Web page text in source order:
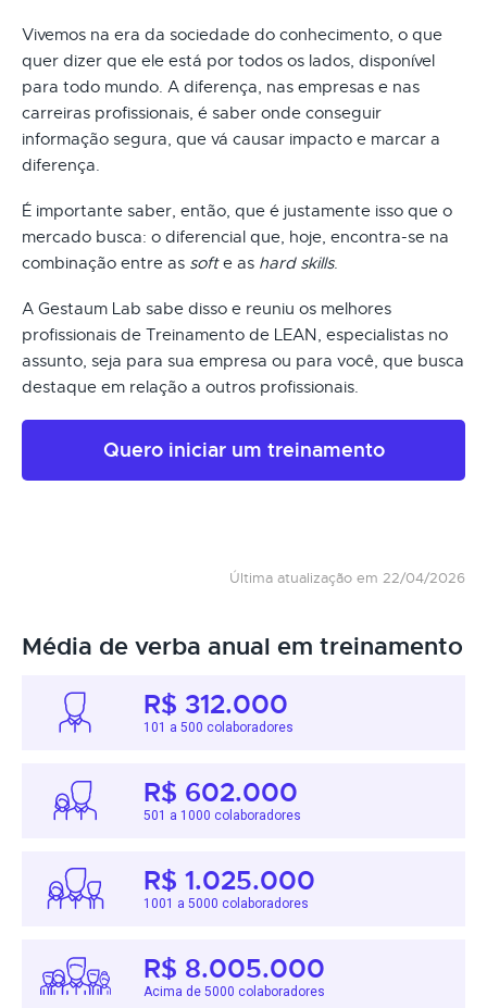
Vivemos na era da sociedade do conhecimento, o que
quer dizer que ele está por todos os lados, disponível
para todo mundo. A diferença, nas empresas e nas
carreiras profissionais, é saber onde conseguir
informação segura, que vá causar impacto e marcar a
diferença.
É importante saber, então, que é justamente isso que o
mercado busca: o diferencial que, hoje, encontra-se na
combinação entre as softe as hard skills.
A Gestaum Lab sabe disso e reuniu os melhores
profissionais de Treinamento de LEAN, especialistas no
assunto, seja para sua empresa ou para você, que busca
destaque em relação a outros profissionais.
Quero iniciar um treinamento
Última atualização em 22/04/2026
Média de verba anual em treinamento
R$ 312.000
101 a 500 colaboradores
R$ 602.000
501 a 1000 colaboradores
R$ 1.025.000
1001 a 5000 colaboradores
R$ 8.005.000
Acima de 5000 colaboradores